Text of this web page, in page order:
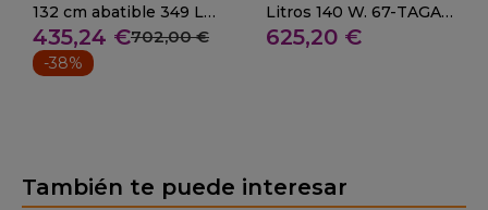
132 cm abatible 349 L
250 W
435,24 €702,00 €
-38%
Litros 140 W. 67-TAGA
350
625,20 €
También te puede interesar